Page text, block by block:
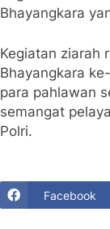
Bhayangkara
Kegiatan ziarah
Bhayangkara
para pahlawan
semangat
Polri.
Facebook